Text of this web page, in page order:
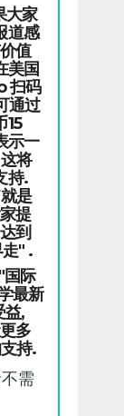
大家
道感
值
美国
扫码
通过
15
示一
将
持.
是
提
到
" .
国际
最新
益,
多
持.
需